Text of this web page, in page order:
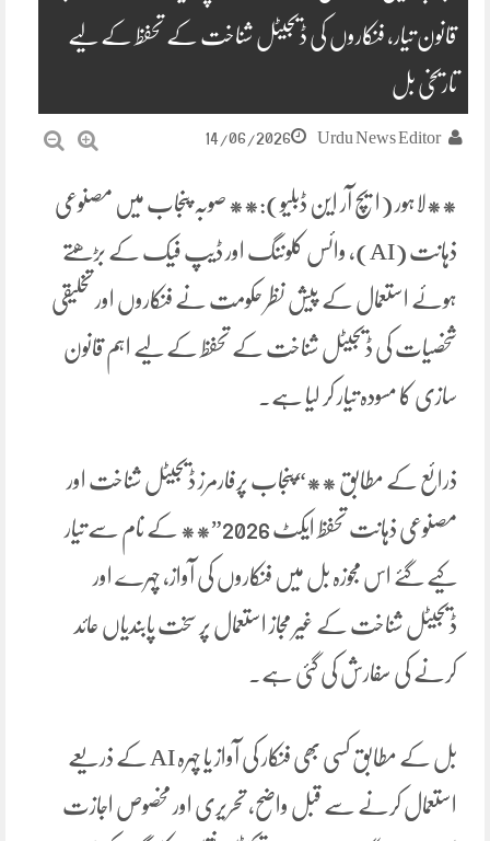
قانون تیار، فنکاروں کی ڈیجیٹل شناخت کے تحفظ کے لیے
تاریخی بل
Urdu News Editor
14/06/2026
**لاہور (ایچ آر این ڈبلیو):** صوبہ پنجاب میں مصنوعی
ذہانت (AI)، وائس کلوننگ اور ڈیپ فیک کے بڑھتے
ہوئے استعمال کے پیش نظر حکومت نے فنکاروں اور تخلیقی
شخصیات کی ڈیجیٹل شناخت کے تحفظ کے لیے اہم قانون
سازی کا مسودہ تیار کر لیا ہے۔
ذرائع کے مطابق **“پنجاب پرفارمرز ڈیجیٹل شناخت اور
مصنوعی ذہانت تحفظ ایکٹ 2026”** کے نام سے تیار
کیے گئے اس مجوزہ بل میں فنکاروں کی آواز، چہرے اور
ڈیجیٹل شناخت کے غیر مجاز استعمال پر سخت پابندیاں عائد
کرنے کی سفارش کی گئی ہے۔
بل کے مطابق کسی بھی فنکار کی آواز یا چہرہ AI کے ذریعے
استعمال کرنے سے قبل واضح، تحریری اور مخصوص اجازت